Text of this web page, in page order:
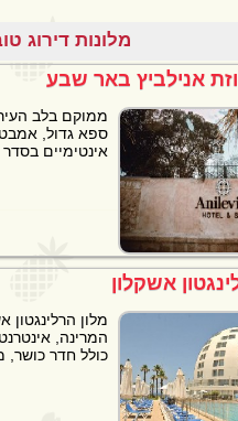
מלונות דירוג טוב מאוד / 4
אנילביץ באר שבע
ספא גדול, אמבט
אינטימיים בסדר גודל של עד 50
אשקלון
מלון
המרינה,
כולל חדר כושר,